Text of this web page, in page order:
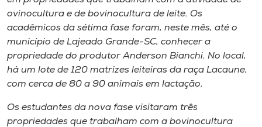
Selecione
ovinocultura e de bovinocultura de leite. Os
acadêmicos da sétima fase foram, neste mês, até o
município de Lajeado Grande-SC, conhecer a
propriedade do produtor Anderson Bianchi. No local,
há um lote de 120 matrizes leiteiras da raça Lacaune,
com cerca de 80 a 90 animais em lactação.
Os estudantes da nova fase visitaram três
propriedades que trabalham com a bovinocultura